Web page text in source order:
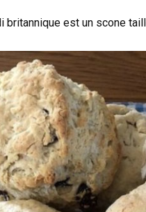
britannique est un scone